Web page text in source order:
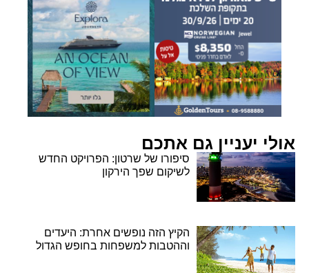
אולי יעניין גם אתכם
סיפורו של שרטון: הפרויקט החדש
לשיקום שפך הירקון
הקיץ הזה נופשים אחרת: היעדים
וההטבות למשפחות בחופש הגדול